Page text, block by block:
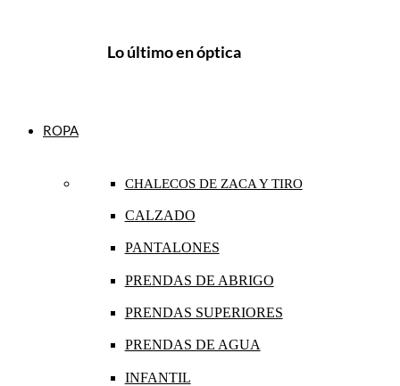
Lo último en óptica
ROPA
CHALECOS DE ZACA Y TIRO
CALZADO
PANTALONES
PRENDAS DE ABRIGO
PRENDAS SUPERIORES
PRENDAS DE AGUA
INFANTIL